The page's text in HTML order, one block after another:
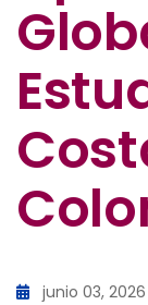
junio 03, 2026